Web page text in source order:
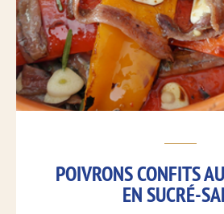
POIVRONS CONFITS
EN SUCRÉ-